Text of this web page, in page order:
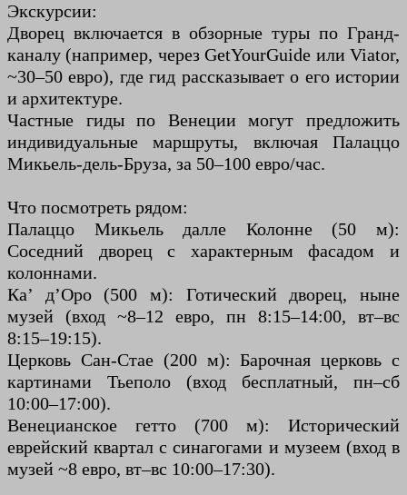
Экскурсии:
Дворец включается в обзорные туры по Гранд-
каналу (например, через GetYourGuide или Viator,
~30–50 евро), где гид рассказывает о его истории
и архитектуре.
Частные гиды по Венеции могут предложить
индивидуальные маршруты, включая Палаццо
Микьель-дель-Бруза, за 50–100 евро/час.
Что посмотреть рядом:
Палаццо Микьель далле Колонне (50 м):
Соседний дворец с характерным фасадом и
колоннами.
Ка’ д’Оро (500 м): Готический дворец, ныне
музей (вход ~8–12 евро, пн 8:15–14:00, вт–вс
8:15–19:15).
Церковь Сан-Стае (200 м): Барочная церковь с
картинами Тьеполо (вход бесплатный, пн–сб
10:00–17:00).
Венецианское гетто (700 м): Исторический
еврейский квартал с синагогами и музеем (вход в
музей ~8 евро, вт–вс 10:00–17:30).